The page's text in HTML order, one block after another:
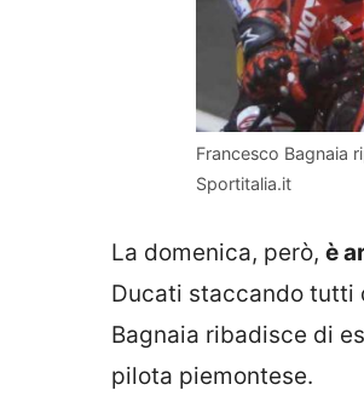
Francesco Bagnaia
Sportitalia.it
La domenica, però, è
Ducati staccando tutti
Bagnaia ribadisce di
pilota piemontese.